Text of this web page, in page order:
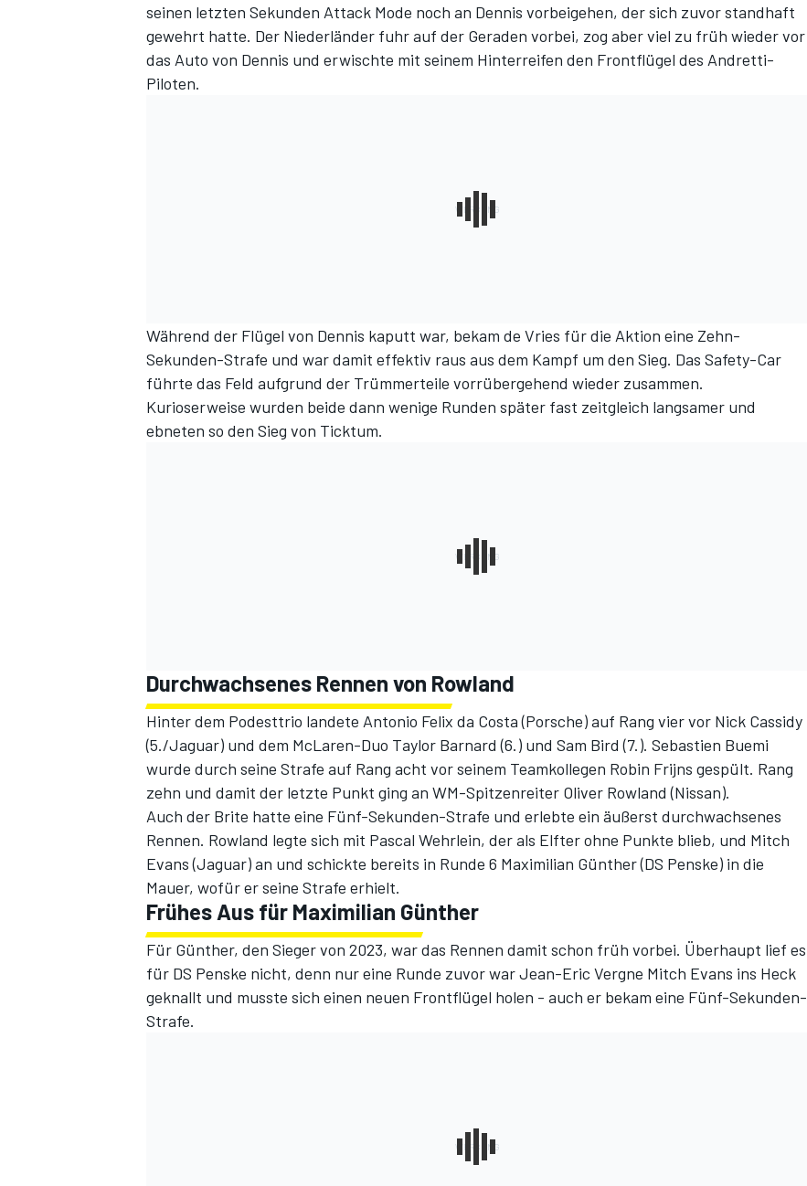
seinen letzten Sekunden Attack Mode noch an Dennis vorbeigehen, der sich zuvor standhaft
gewehrt hatte. Der Niederländer fuhr auf der Geraden vorbei, zog aber viel zu früh wieder vor
das Auto von Dennis und erwischte mit seinem Hinterreifen den Frontflügel des Andretti-
Piloten.
Während der Flügel von Dennis kaputt war, bekam de Vries für die Aktion eine Zehn-
Sekunden-Strafe und war damit effektiv raus aus dem Kampf um den Sieg. Das Safety-Car
führte das Feld aufgrund der Trümmerteile vorrübergehend wieder zusammen.
Kurioserweise wurden beide dann wenige Runden später fast zeitgleich langsamer und
ebneten so den Sieg von Ticktum.
Durchwachsenes Rennen von Rowland
Hinter dem Podesttrio landete Antonio Felix da Costa (Porsche) auf Rang vier vor Nick Cassidy
(5./Jaguar) und dem McLaren-Duo Taylor Barnard (6.) und Sam Bird (7.). Sebastien Buemi
wurde durch seine Strafe auf Rang acht vor seinem Teamkollegen Robin Frijns gespült. Rang
zehn und damit der letzte Punkt ging an WM-Spitzenreiter Oliver Rowland (Nissan).
Auch der Brite hatte eine Fünf-Sekunden-Strafe und erlebte ein äußerst durchwachsenes
Rennen. Rowland legte sich mit Pascal Wehrlein, der als Elfter ohne Punkte blieb, und Mitch
Evans (Jaguar) an und schickte bereits in Runde 6 Maximilian Günther (DS Penske) in die
Mauer, wofür er seine Strafe erhielt.
Frühes Aus für Maximilian Günther
Für Günther, den Sieger von 2023, war das Rennen damit schon früh vorbei. Überhaupt lief es
für DS Penske nicht, denn nur eine Runde zuvor war Jean-Eric Vergne Mitch Evans ins Heck
geknallt und musste sich einen neuen Frontflügel holen - auch er bekam eine Fünf-Sekunden-
Strafe.